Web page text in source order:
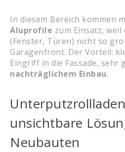
In diesem Bereich kommen
Aluprofile zum Einsatz,
(Fenster, Türen) nicht so
Garagenfront. Der Vorteil:
Eingriff in die Fassade, sehr
nachträglichem Einbau.
unsichtbare
Neubauten